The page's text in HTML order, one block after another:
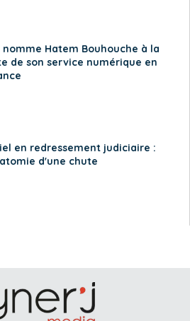
nomme Hatem Bouhouche à la
de son service numérique en
en redressement judiciaire :
d'une chute